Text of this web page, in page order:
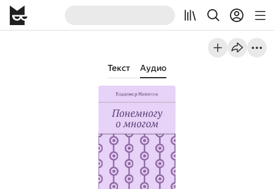
Текст Аудио